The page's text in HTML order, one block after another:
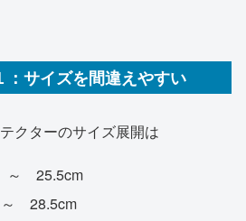
：サイズを間違えやすい
クターのサイズ展開は
25.5cm
28.5cm